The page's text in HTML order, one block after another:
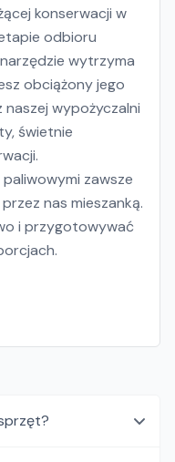
konserwacji w
odbioru
wytrzyma
obciążony jego
wypożyczalni
świetnie
zawsze
nas mieszanką.
i przygotowywać